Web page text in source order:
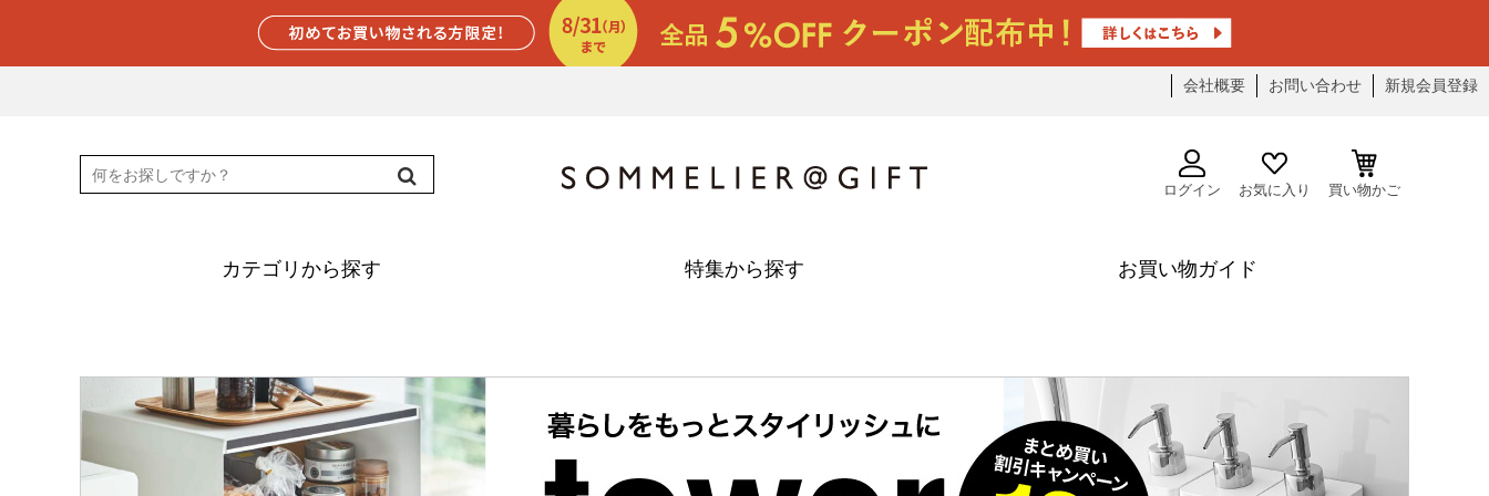
会社概要 お問い合わせ 新規会員登録
ログイン お気に入り 買い物かご
カテゴリから探す 特集から探す お買い物ガイド